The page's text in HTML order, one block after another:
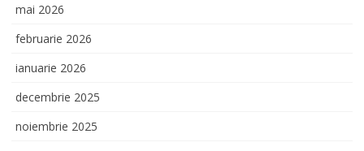
mai 2026
februarie 2026
ianuarie 2026
decembrie 2025
noiembrie 2025